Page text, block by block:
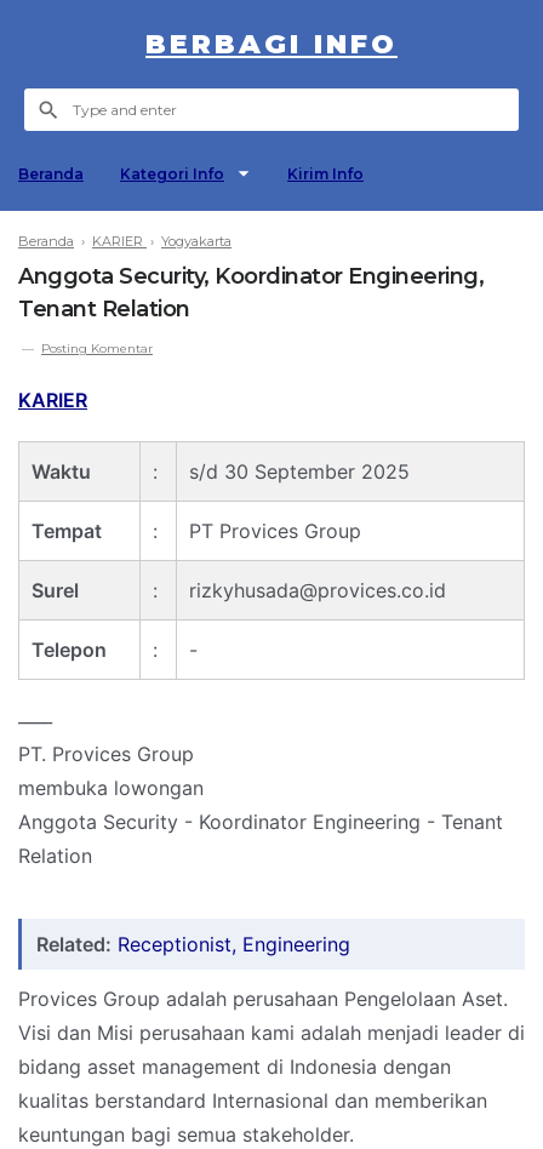
BERBAGI INFO
Beranda Kategori Info Kirim Info
Beranda › KARIER › Yogyakarta
Anggota Security, Koordinator Engineering,
Tenant Relation
Posting Komentar
KARIER
Waktu : s/d 30 September 2025
Tempat : PT Provices Group
Surel : rizkyhusada@provices.co.id
Telepon : -
PT. Provices Group
membuka lowongan
Anggota Security - Koordinator Engineering - Tenant
Relation
Related: Receptionist, Engineering
Provices Group adalah perusahaan Pengelolaan Aset.
Visi dan Misi perusahaan kami adalah menjadi leader di
bidang asset management di Indonesia dengan
kualitas berstandard Internasional dan memberikan
keuntungan bagi semua stakeholder.